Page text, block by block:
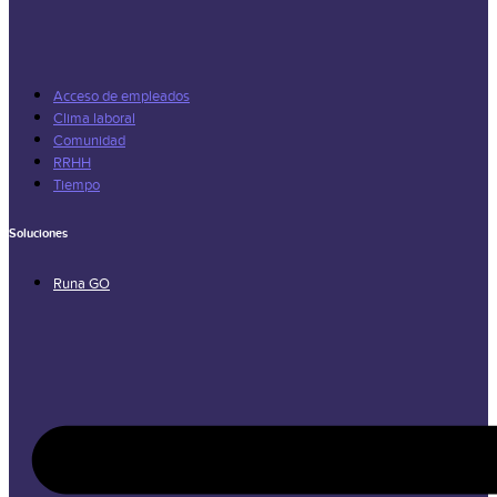
Acceso de empleados
Clima laboral
Comunidad
RRHH
Tiempo
Soluciones
Runa GO